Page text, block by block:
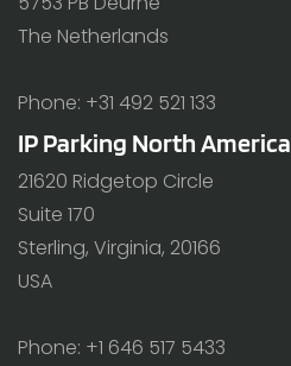
The Netherlands
Phone: +31 492 521 133
IP Parking North America
21620 Ridgetop Circle
Suite 170
Sterling, Virginia, 20166
USA
Phone: +1 646 517 5433